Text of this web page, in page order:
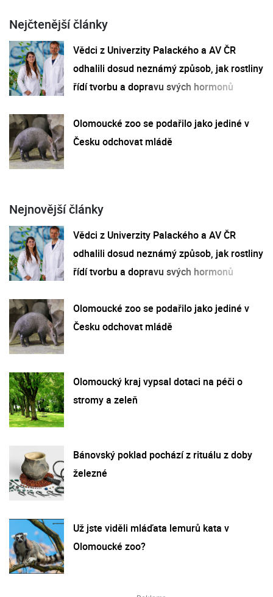
Nejčtenější články
Vědci z Univerzity Palackého a AV ČR
odhalili dosud neznámý způsob, jak rostliny
řídí tvorbu a dopravu svých hormonů
Olomoucké zoo se podařilo jako jediné v
Česku odchovat mládě
Nejnovější články
Vědci z Univerzity Palackého a AV ČR
odhalili dosud neznámý způsob, jak rostliny
řídí tvorbu a dopravu svých hormonů
Olomoucké zoo se podařilo jako jediné v
Česku odchovat mládě
Olomoucký kraj vypsal dotaci na péči o
stromy a zeleň
Bánovský poklad pochází z rituálu z doby
železné
Už jste viděli mláďata lemurů kata v
Olomoucké zoo?